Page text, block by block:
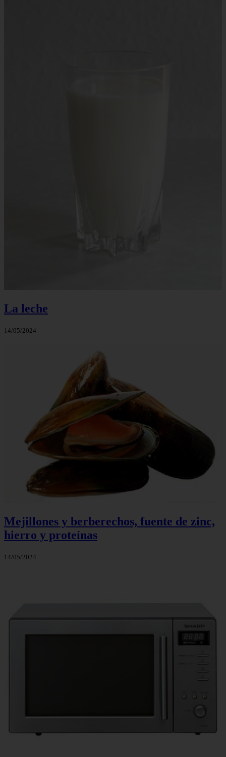
La leche
14/05/2024
Mejillones y berberechos, fuente de zinc,
hierro y proteínas
14/05/2024